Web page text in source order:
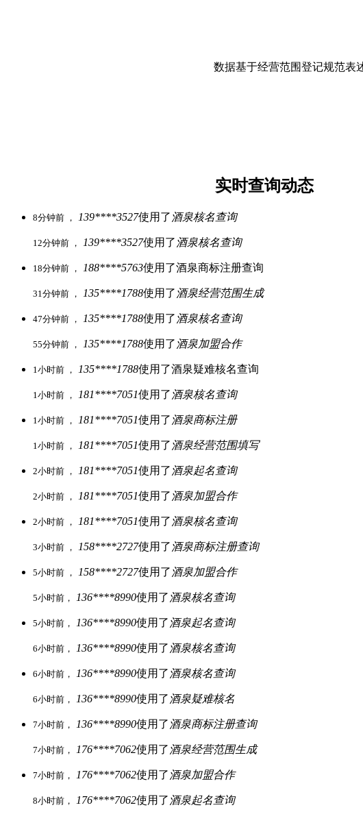
数据基于经营范围登记规范表
实时查询动态
8分钟前 ， 139****3527使用了 酒泉核名查询
12分钟前 ， 139****3527使用了 酒泉核名查询
18分钟前 ， 188****5763使用了酒泉商标注册查询
31分钟前 ， 135****1788使用了 酒泉经营范围生成
47分钟前 ， 135****1788使用了 酒泉核名查询
55分钟前 ， 135****1788使用了 酒泉加盟合作
1小时前 ， 135****1788使用了酒泉疑难核名查询
1小时前 ， 181****7051使用了 酒泉核名查询
1小时前 ， 181****7051使用了 酒泉商标注册
1小时前 ， 181****7051使用了 酒泉经营范围填写
2小时前 ， 181****7051使用了 酒泉起名查询
2小时前 ， 181****7051使用了 酒泉加盟合作
2小时前 ， 181****7051使用了 酒泉核名查询
3小时前 ， 158****2727使用了 酒泉商标注册查询
5小时前 ， 158****2727使用了 酒泉加盟合作
5小时前， 136****8990使用了 酒泉核名查询
5小时前， 136****8990使用了 酒泉起名查询
6小时前， 136****8990使用了 酒泉核名查询
6小时前， 136****8990使用了 酒泉核名查询
6小时前， 136****8990使用了 酒泉疑难核名
7小时前， 136****8990使用了 酒泉商标注册查询
7小时前， 176****7062使用了 酒泉经营范围生成
7小时前， 176****7062使用了 酒泉加盟合作
8小时前， 176****7062使用了 酒泉起名查询